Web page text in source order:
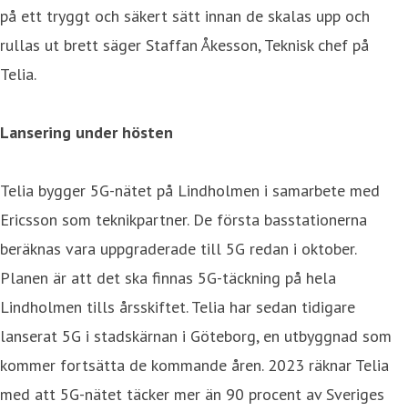
på ett tryggt och säkert sätt innan de skalas upp och
rullas ut brett säger Staffan Åkesson, Teknisk chef på
Telia.
Lansering under hösten
Telia bygger 5G-nätet på Lindholmen i samarbete med
Ericsson som teknikpartner. De första basstationerna
beräknas vara uppgraderade till 5G redan i oktober.
Planen är att det ska finnas 5G-täckning på hela
Lindholmen tills årsskiftet. Telia har sedan tidigare
lanserat 5G i stadskärnan i Göteborg, en utbyggnad som
kommer fortsätta de kommande åren. 2023 räknar Telia
med att 5G-nätet täcker mer än 90 procent av Sveriges